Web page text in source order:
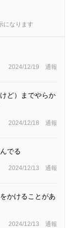
になります
2024/12/19 通報
ど）までやらか
2024/12/18 通報
でる
2024/12/13 通報
かけることがあ
2024/12/13 通報